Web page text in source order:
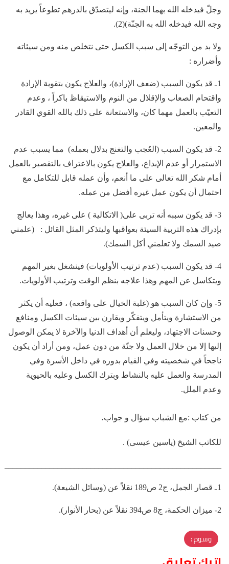
وجلّ فيدخله الله بهما الجنة، وإنه ليتصدّق بالدرهم تطوعاً يريد به
وجه الله فيدخله الله به الجنّة)(2).
ولا بد من التوجّه إلى سبب الكسل حتى نتخلص منه ومن سيئاته
وأضراره :
1ـ قد يكون السبب (ضعف الإرادة)، والعلاج يكون بتقوية الإرادة
واقتحام الصعاب والإقلال من النوم والاستيقاظ باكراً ، وعدم
التعيّب بالعمل مهما كان، والاستعانة على ذلك بالله القوي القادر
والمعين.
2- قد يكون السبب (العُجب والتغنج بدلال بعمله) مما يسبب عدم
الاستمرار أو عدم الإبداع، والعلاج يكون بالاعتراف بالتقصير بالعمل
أمام شكر الله تعالى على ما أنعم، وأن عمله قابل للتكامل مع
احتمال أن يكون عمل غيره أفضل من عمله.
3- قد يكون سببه أنه تربى على( الاتكالية ) على غيره، وهذا يعالج
بإدراك هذه التربية السيئة بعواقبها وليتذكر المثل القائل : (علمني
صيد السمك ولا تعلمني أكل السمك).
4- قد يكون السبب (عدم ترتيب الأولويات) فينشغل بغير المهم
ويتكاسل عن المهم وهذا علاجه بنظم الوقت وترتيب الأولويات.
5- وإن كان السبب هو (غلبة الخيال على واقعه) ، فعليه أن يكثر
من الاستشارة ويتأمل ويتفكّر ويقارن بين سيئات الكسل ومنافع
وحسنات الاجتهاد، وليعلم أن أهداف الدنيا والآخرة لا يمكن الوصول
إليها إلا من خلال العمل ولا جنّة من دون عمل، ومن أراد أن يكون
ناجحاً في شخصيته وفي القيام بدوره في داخل الأسرة وفي
المدرسة والعمل عليه بالنشاط وبترك الكسل وعليه بالحيوية
وعدم الملل.
من كتاب :مع الشباب سؤال و جواب.
للكاتب الشيخ (ياسين عيسى) .
1ـ قصار الجمل، ج2 ص189 نقلاً عن (وسائل الشيعة).
2- ميزان الحكمة، ج8 ص394 نقلاً عن (بحار الأنوار).
وسوم :